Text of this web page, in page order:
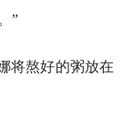
”
将熬好的粥放在